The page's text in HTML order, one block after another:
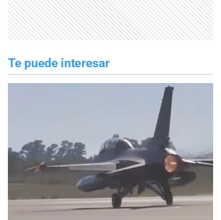
Te puede interesar